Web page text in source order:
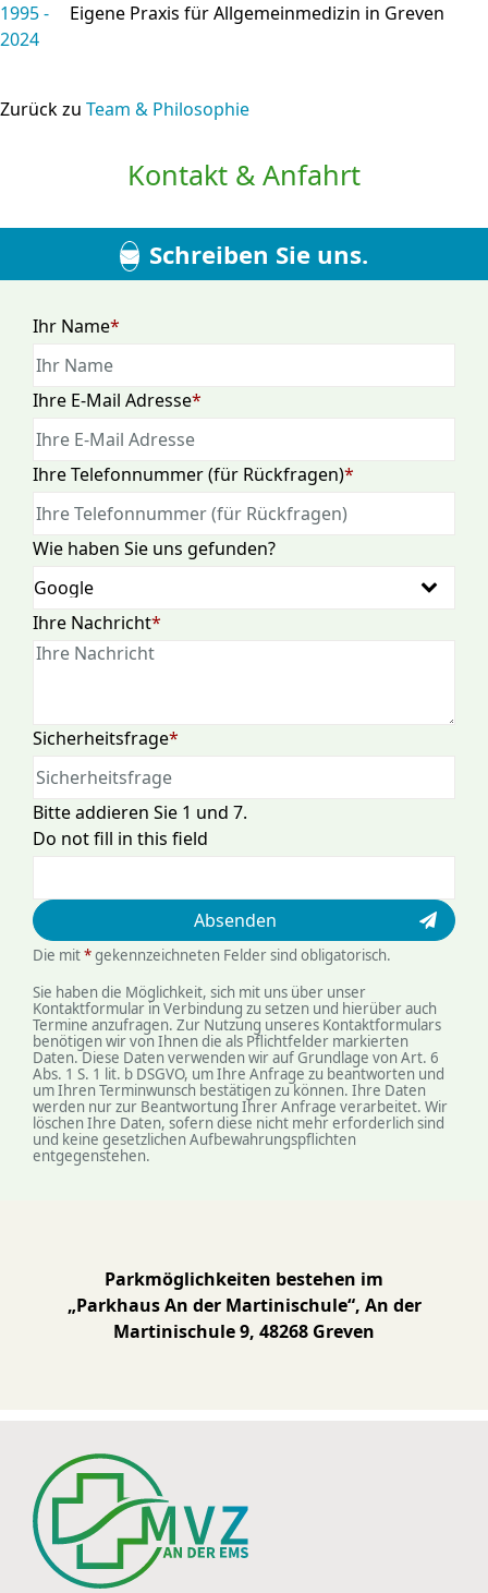
1995 -
2024
Eigene Praxis für Allgemein­medizin in Greven
Zurück zu Team & Philosophie
Kontakt & Anfahrt
Schreiben Sie uns.
Pflichtfeld
Ihr Name*
Pflichtfeld
Ihre E-Mail Adresse*
Pflichtfeld
Ihre Telefonnummer (für Rückfragen)*
Wie haben Sie uns gefunden?
Pflichtfeld
Ihre Nachricht*
Pflichtfeld
Sicherheitsfrage*
Bitte addieren Sie 1 und 7.
Do not fill in this field
Absenden
Die mit*gekennzeichneten Felder sind obligatorisch.
Sie haben die Möglichkeit, sich mit uns über unser
Kontaktformular in Verbindung zu setzen und hierüber auch
Termine anzufragen. Zur Nutzung unseres Kontaktformulars
benötigen wir von Ihnen die als Pflichtfelder markierten
Daten. Diese Daten verwenden wir auf Grundlage von Art. 6
Abs. 1 S. 1 lit. b DSGVO, um Ihre Anfrage zu beantworten und
um Ihren Terminwunsch bestätigen zu können. Ihre Daten
werden nur zur Beantwortung Ihrer Anfrage verarbeitet. Wir
löschen Ihre Daten, sofern diese nicht mehr erforderlich sind
und keine gesetzlichen Auf­be­wahrungs­pflichten
entgegenstehen.
Parkmöglichkeiten bestehen im
„Parkhaus An der Martinischule“, An der
Martinischule 9, 48268 Greven